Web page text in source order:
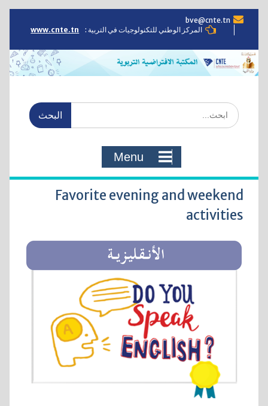
Skip
bve@cnte.tn
المركز الوطني للتكنولوجيات في التربية :
www.cnte.tn
Search
for:
Menu
Favorite evening and weekend
activities